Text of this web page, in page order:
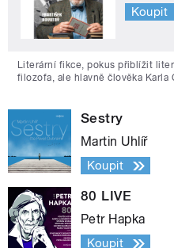
Koupit
Literární fikce, pokus přiblížit
filozofa, ale hlavně člověka Karla
Sestry
Martin Uhlíř
Koupit
80 LIVE
Petr Hapka
Koupit